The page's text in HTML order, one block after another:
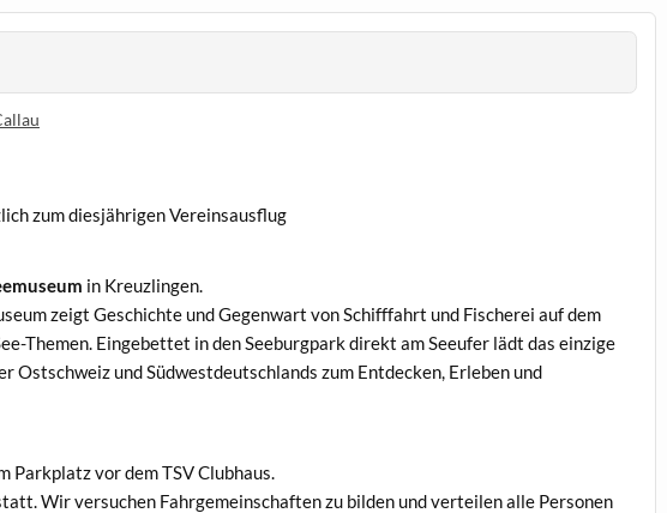
zum diesjährigen Vereinsausflug
in Kreuzlingen.
zeigt Geschichte und Gegenwart von Schifffahrt und Fischerei auf dem
Themen. Eingebettet in den Seeburgpark direkt am Seeufer lädt das einzige
Ostschweiz und Südwestdeutschlands zum Entdecken, Erleben und
vor dem TSV Clubhaus.
Wir versuchen Fahrgemeinschaften zu bilden und verteilen alle Personen